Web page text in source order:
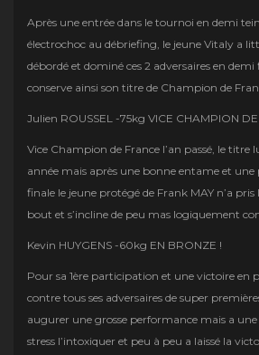
Après une entrée dans le tournoi en demi
électrochoc au débriefing, le jeune Vitaly a
débordé et dominé ces 2 adversaires en
conserve ainsi son titre de Champion de
Julien ROUSSEL -75kg VICE CHAMPION
Vice Champion de France l’an passé, le titre
année mais après une bonne entame et
finale le jeune protégé de Frank MAY n’a
bout et s’incline de peu mas logiquement
Kevin HUYGENS -60kg EN BRONZE !
Pour sa 1ère participation et une victoire en
contre tous ses adversaires de super
augurer une grosse performance mais a une
stress l’intoxiquer et peu à peu a laissé la